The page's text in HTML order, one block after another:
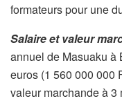
formateurs pour une
Salaire et valeur
annuel de Masuaku à
euros (1 560 000 000
valeur marchande à 3